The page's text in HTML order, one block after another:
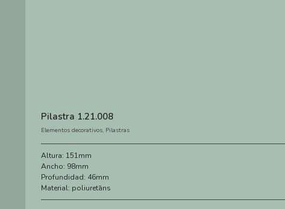
Pilastra 1.21.008
Elementos decorativos, Pilastras
Altura: 151mm
Ancho: 98mm
Profundidad: 46mm
Material: poliuretāns